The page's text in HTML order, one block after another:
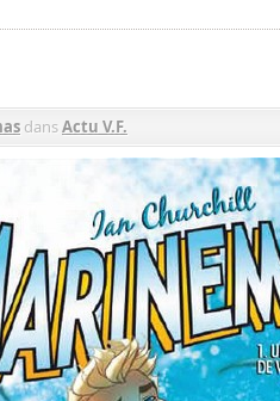
dansActu V.F.